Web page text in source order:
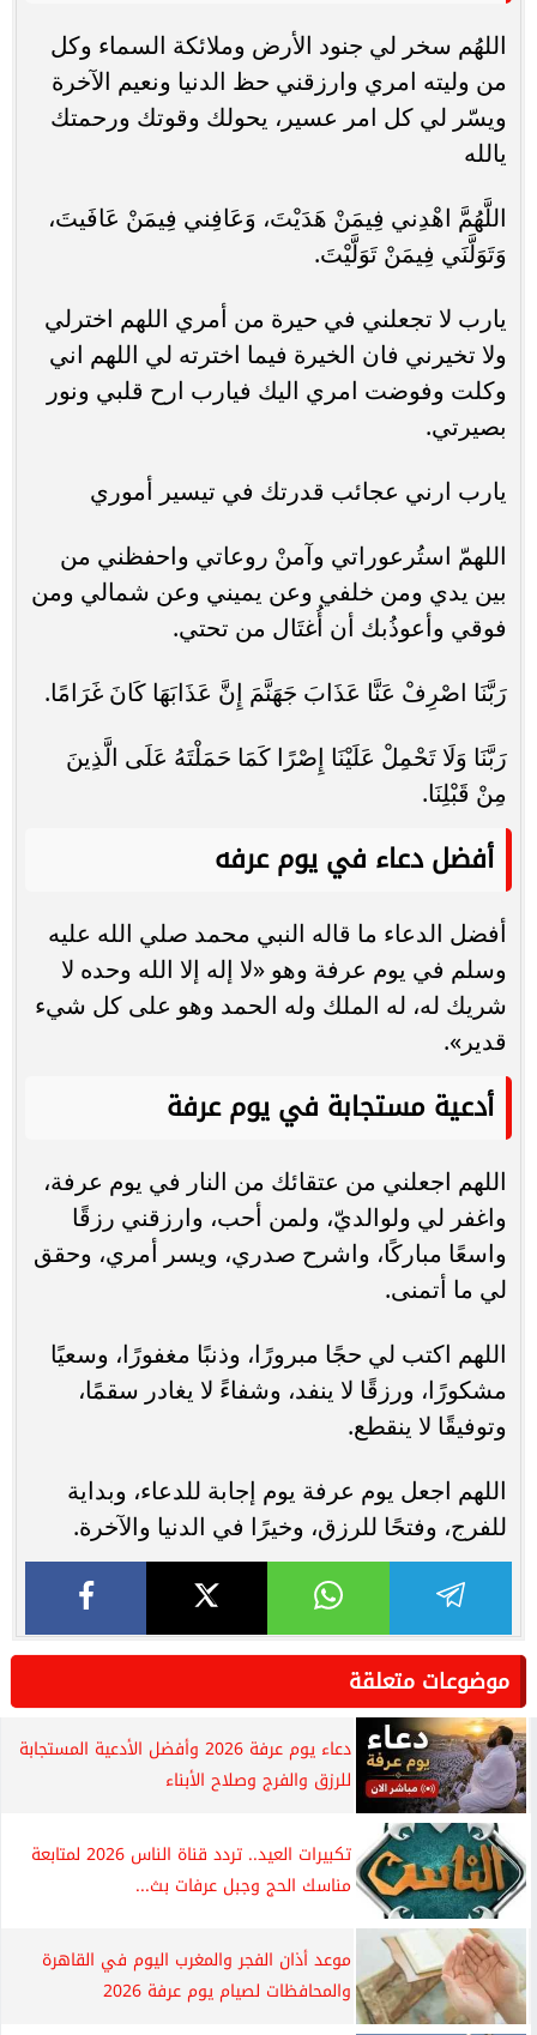
اللهُم سخر لي جنود الأرض وملائكة السماء وكل
من وليته امري وارزقني حظ الدنيا ونعيم الآخرة
ويسّر لي كل امر عسير، يحولك وقوتك ورحمتك
يالله
اللَّهُمَّ اهْدِني فِيمَنْ هَدَيْتَ، وَعَافِني فِيمَنْ عَافَيتَ،
وَتَوَلَّنَي فِيمَنْ تَوَلَّيْتَ.
يارب لا تجعلني في حيرة من أمري اللهم اخترلي
ولا تخيرني فان الخيرة فيما اخترته لي اللهم اني
وكلت وفوضت امري اليك فيارب ارح قلبي ونور
بصيرتي.
يارب ارني عجائب قدرتك في تيسير أموري
اللهمّ استُرعوراتي وآمنْ روعاتي واحفظني من
بين يدي ومن خلفي وعن يميني وعن شمالي ومن
فوقي وأعوذُبك أن أُغتَال من تحتي.
رَبَّنَا اصْرِفْ عَنَّا عَذَابَ جَهَنَّمَ إِنَّ عَذَابَهَا كَانَ غَرَامًا.
رَبَّنَا وَلَا تَحْمِلْ عَلَيْنَا إِصْرًا كَمَا حَمَلْتَهُ عَلَى الَّذِينَ
مِنْ قَبْلِنَا.
أفضل دعاء في يوم عرفه
أفضل الدعاء ما قاله النبي محمد صلي الله عليه
وسلم في يوم عرفة وهو «لا إله إلا الله وحده لا
شريك له، له الملك وله الحمد وهو على كل شيء
قدير».
أدعية مستجابة في يوم عرفة
اللهم اجعلني من عتقائك من النار في يوم عرفة،
واغفر لي ولوالديّ، ولمن أحب، وارزقني رزقًا
واسعًا مباركًا، واشرح صدري، ويسر أمري، وحقق
لي ما أتمنى.
اللهم اكتب لي حجًا مبرورًا، وذنبًا مغفورًا، وسعيًا
مشكورًا، ورزقًا لا ينفد، وشفاءً لا يغادر سقمًا،
وتوفيقًا لا ينقطع.
اللهم اجعل يوم عرفة يوم إجابة للدعاء، وبداية
للفرج، وفتحًا للرزق، وخيرًا في الدنيا والآخرة.
موضوعات متعلقة
دعاء يوم عرفة 2026 وأفضل الأدعية المستجابة
للرزق والفرج وصلاح الأبناء
تكبيرات العيد.. تردد قناة الناس 2026 لمتابعة
مناسك الحج وجبل عرفات بث...
موعد أذان الفجر والمغرب اليوم في القاهرة
والمحافظات لصيام يوم عرفة 2026